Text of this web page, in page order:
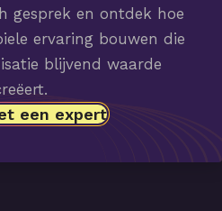
gesprek en ontdek hoe
ervaring bouwen die
blijvend waarde
een expert